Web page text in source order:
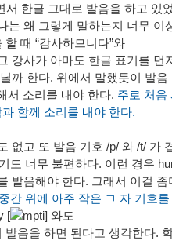
서 한글 그대로 발음을 하고 있
는 왜 그렇게 말하는지 너무 이
때 “감사하므니다”와
강사가 아마도 한글 표기를 먼
까 한다. 위에서 말했듯이 발음
서 소리를 내야 한다. 주로 처음
함께 소리를 내야 한다.
없고 또 발음 기호 /p/ 와 /t/ 가
도 너무 불편하다. 이런 경우
발음해야 한다. 그래서 이걸 좀
간 위에 아주 작은 ㄱ 자 기호
[
mpti] 와도
발음을 하면 된다고 생각한다.